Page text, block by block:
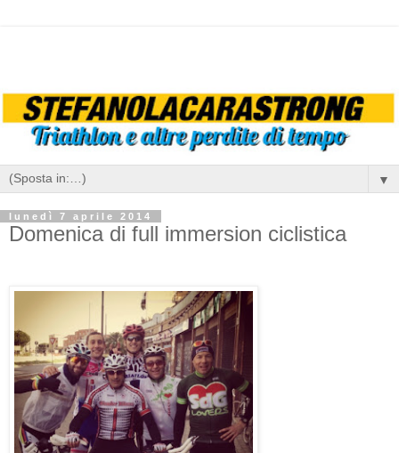
▼
lunedì 7 aprile 2014
Domenica di full immersion ciclistica